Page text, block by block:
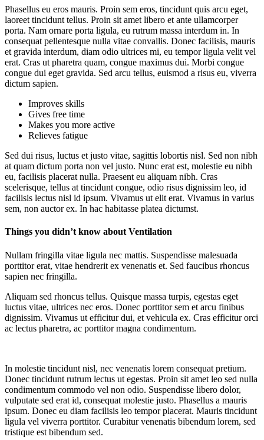
Phasellus eu eros mauris. Proin sem eros, tincidunt quis arcu eget,
laoreet tincidunt tellus. Proin sit amet libero et ante ullamcorper
porta. Nam ornare porta ligula, eu rutrum massa interdum in. In
consequat pellentesque nulla vitae convallis. Donec facilisis, mauris
et gravida interdum, diam odio ultrices mi, eu tempor ligula velit vel
erat. Cras ut pharetra quam, congue maximus dui. Morbi congue
congue dui eget gravida. Sed arcu tellus, euismod a risus eu, viverra
dictum sapien.
Improves skills
Gives free time
Makes you more active
Relieves fatigue
Sed dui risus, luctus et justo vitae, sagittis lobortis nisl. Sed non nibh
at quam dictum porta non vel justo. Nunc erat est, molestie eu nibh
eu, facilisis placerat nulla. Praesent eu aliquam nibh. Cras
scelerisque, tellus at tincidunt congue, odio risus dignissim leo, id
facilisis lectus nisl id ipsum. Vivamus ut elit erat. Vivamus in varius
sem, non auctor ex. In hac habitasse platea dictumst.
Things you didn’t know about Ventilation
Nullam fringilla vitae ligula nec mattis. Suspendisse malesuada
porttitor erat, vitae hendrerit ex venenatis et. Sed faucibus rhoncus
sapien nec fringilla.
Aliquam sed rhoncus tellus. Quisque massa turpis, egestas eget
luctus vitae, ultrices nec eros. Donec porttitor sem et arcu finibus
dignissim. Vivamus ut efficitur dui, et vehicula ex. Cras efficitur orci
ac lectus pharetra, ac porttitor magna condimentum.
In molestie tincidunt nisl, nec venenatis lorem consequat pretium.
Donec tincidunt rutrum lectus ut egestas. Proin sit amet leo sed nulla
condimentum commodo vel non odio. Suspendisse libero dolor,
vulputate sed erat id, consequat molestie justo. Phasellus a mauris
ipsum. Donec eu diam facilisis leo tempor placerat. Mauris tincidunt
ligula vel viverra porttitor. Curabitur venenatis bibendum lorem, sed
tristique est bibendum sed.